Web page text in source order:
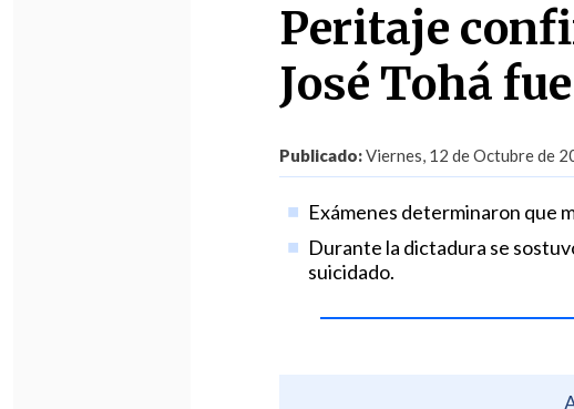
Peritaje
José Tohá
Publicado:Viernes, 12 de Octubre de
Exámenes determinaron que
Durante la dictadura se
suicidado.